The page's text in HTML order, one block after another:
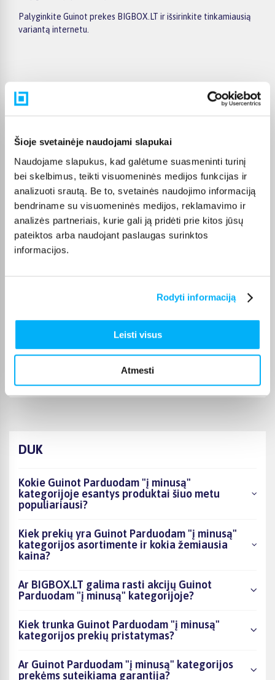
Šioje svetainėje naudojami slapukai
Naudojame slapukus, kad galėtume suasmeninti turinį
bei skelbimus, teikti visuomeninės medijos funkcijas ir
analizuoti srautą. Be to, svetainės naudojimo informaciją
bendriname su visuomeninės medijos, reklamavimo ir
analizės partneriais, kurie gali ją pridėti prie kitos jūsų
pateiktos arba naudojant paslaugas surinktos
informacijos.
Rodyti informaciją
Leisti visus
Atmesti
Palyginkite Guinot prekes BIGBOX.LT ir išsirinkite tinkamiausią
variantą internetu.
Pirkėjų atsiliepimai apie prekes
Olev S.
Patvirtintas pirkėjas
Kokybiškas. Pristatymas greitas. Rekomenduoju+++
Vahur T.
Patvirtintas pirkėjas
Pigus pasiūlymas
Kęstutis K.
Puiki kaina ir greitis, viršijo deklaruojamus.
Patvirtintas pirkėjas
Puiki komunikacija. Pristatymas vėlavo 1 darbo dieną, nes nebuvo
DUK
Kokie Guinot Parduodam "į minusą"
kategorijoje esantys produktai šiuo metu
populiariausi?
Kiek prekių yra Guinot Parduodam "į minusą"
kategorijos asortimente ir kokia žemiausia
kaina?
Ar BIGBOX.LT galima rasti akcijų Guinot
Parduodam "į minusą" kategorijoje?
Kiek trunka Guinot Parduodam "į minusą"
kategorijos prekių pristatymas?
Ar Guinot Parduodam "į minusą" kategorijos
prekėms suteikiama garantija?